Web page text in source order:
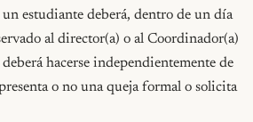
estudiante deberá, dentro de un día
al director(a) o al Coordinador(a)
hacerse independientemente de
o no una queja formal o solicita